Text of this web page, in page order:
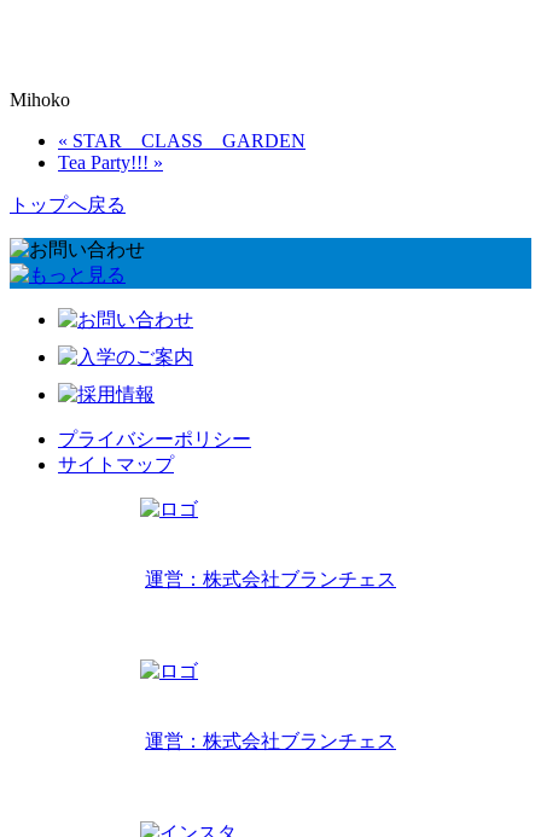
Mihoko
« STAR CLASS GARDEN
Tea Party!!! »
トップへ戻る
プライバシーポリシー
サイトマップ
運営：株式会社ブランチェス
運営：株式会社ブランチェス